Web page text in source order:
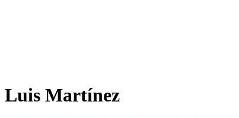
Luis Martínez